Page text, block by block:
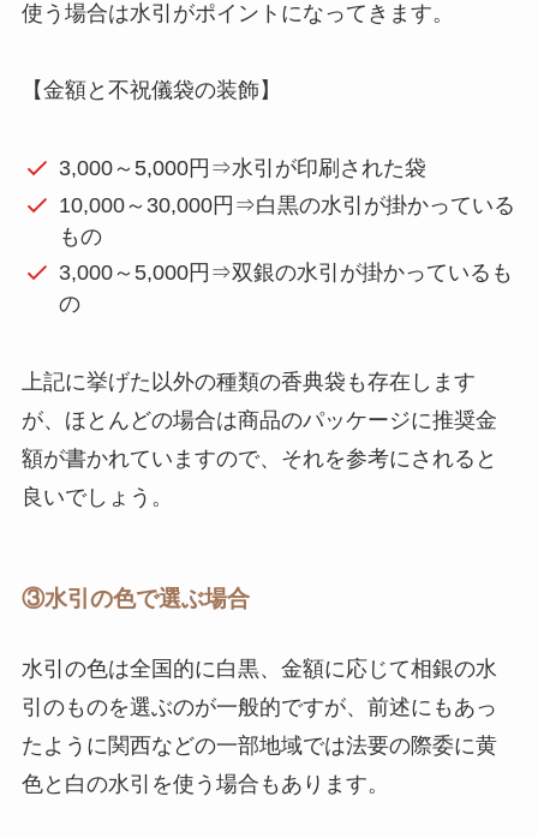
使う場合は水引がポイントになってきます。
【金額と不祝儀袋の装飾】
3,000～5,000円⇒水引が印刷された袋
10,000～30,000円⇒白黒の水引が掛かっている
もの
3,000～5,000円⇒双銀の水引が掛かっているも
の
上記に挙げた以外の種類の香典袋も存在します
が、ほとんどの場合は商品のパッケージに推奨金
額が書かれていますので、それを参考にされると
良いでしょう。
③水引の色で選ぶ場合
水引の色は全国的に白黒、金額に応じて相銀の水
引のものを選ぶのが一般的ですが、前述にもあっ
たように関西などの一部地域では法要の際委に黄
色と白の水引を使う場合もあります。